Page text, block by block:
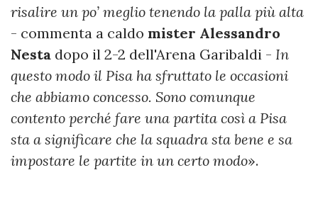
risalire un po’ meglio tenendo la palla più alta
- commenta a caldo mister Alessandro
Nesta dopo il 2-2 dell'Arena Garibaldi - In
questo modo il Pisa ha sfruttato le occasioni
che abbiamo concesso. Sono comunque
contento perché fare una partita così a Pisa
sta a significare che la squadra sta bene e sa
impostare le partite in un certo modo».